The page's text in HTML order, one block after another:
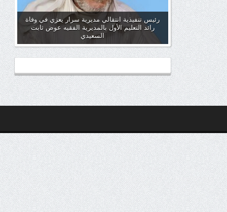
رئيس تنفيذية انتقالي مديرية سرار يعزي في وفاة
رائد التعليم الأول بالمديرية الفقيه عوض ثابت
السعيدي